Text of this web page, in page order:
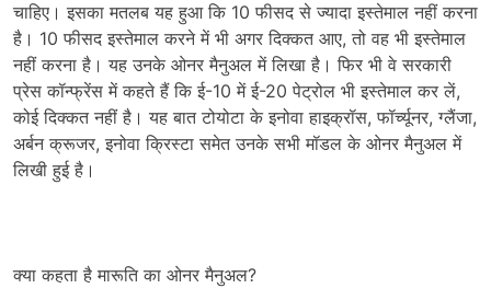
चाहिए। इसका मतलब यह हुआ कि 10 फीसद से ज्यादा इस्तेमाल नहीं करना
है। 10 फीसद इस्तेमाल करने में भी अगर दिक्कत आए, तो वह भी इस्तेमाल
नहीं करना है। यह उनके ओनर मैनुअल में लिखा है। फिर भी वे सरकारी
प्रेस कॉन्फ्रेंस में कहते हैं कि ई-10 में ई-20 पेट्रोल भी इस्तेमाल कर लें,
कोई दिक्कत नहीं है। यह बात टोयोटा के इनोवा हाइक्रॉस, फॉर्च्यूनर, ग्लैंजा,
अर्बन क्रूजर, इनोवा क्रिस्टा समेत उनके सभी मॉडल के ओनर मैनुअल में
लिखी हुई है।
क्या कहता है मारूति का ओनर मैनुअल?